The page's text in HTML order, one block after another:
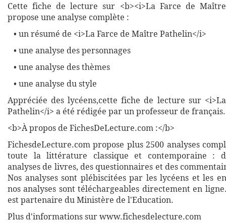
Cette fiche de lecture sur <b><i>La Farce de
propose une analyse complète :
• un résumé de <i>La Farce de Maître Pathelin</i>
• une analyse des personnages
• une analyse des thèmes
• une analyse du style
Appréciée des lycéens,cette fiche de lecture sur
Pathelin</i> a été rédigée par un professeur de français.
<b>À propos de FichesDeLecture.com :</b>
FichesdeLecture.com propose plus 2500 analyses
toute la littérature classique et contemporaine :
analyses de livres, des questionnaires et des
Nos analyses sont plébiscitées par les lycéens et les
nos analyses sont téléchargeables directement en
est partenaire du Ministère de l'Education.
Plus d'informations sur www.fichesdelecture.com